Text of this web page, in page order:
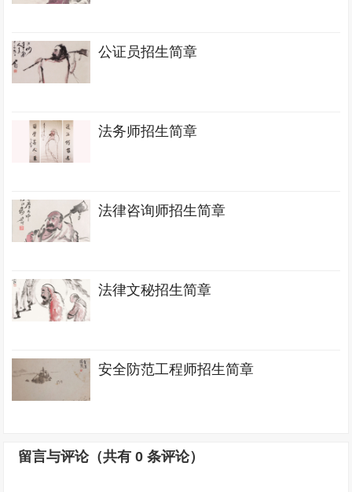
公证员招生简章
法务师招生简章
法律咨询师招生简章
法律文秘招生简章
安全防范工程师招生简章
留言与评论（共有0 条评论）